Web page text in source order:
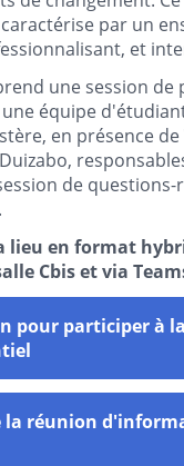
caractérise par un
et
une session de
équipe
en présence de
de
lieu en format
Cbis et via
pour participer à
la réunion